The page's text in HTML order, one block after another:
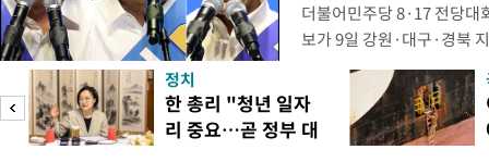
더불어민주당 8·17 전당대
보가 9일 강원·대구·경북
연속 정청래 후보를 눌렀
경선에서 1승 1패를 주고
연승하며 '3승 1패'로 누적
간 누적 득표율(가중치 미
정치
한 총리 "청년 일자
리 중요…곧 정부 대